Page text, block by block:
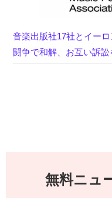
音楽出版社17社とイー
闘争で和解、お互い訴
無料ニュ